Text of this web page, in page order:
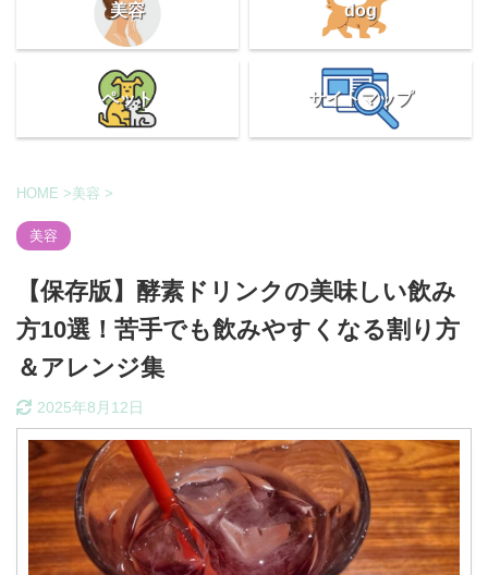
美容 dog
ペット サイトマップ
HOME >美容 >
美容
【保存版】酵素ドリンクの美味しい飲み
方10選！苦手でも飲みやすくなる割り方
＆アレンジ集
2025年8月12日